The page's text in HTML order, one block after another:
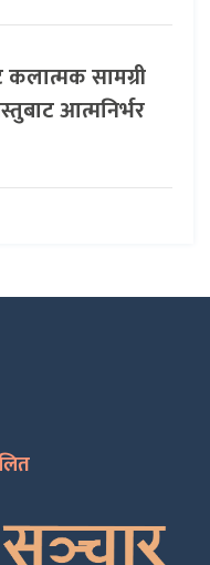
कलात्मक सामग्री
आत्मनिर्भर